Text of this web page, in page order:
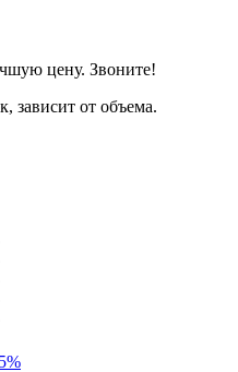
цену. Звоните!
зависит от объема.